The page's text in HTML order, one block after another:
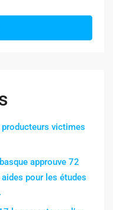
victimes
approuve 72
pour les études